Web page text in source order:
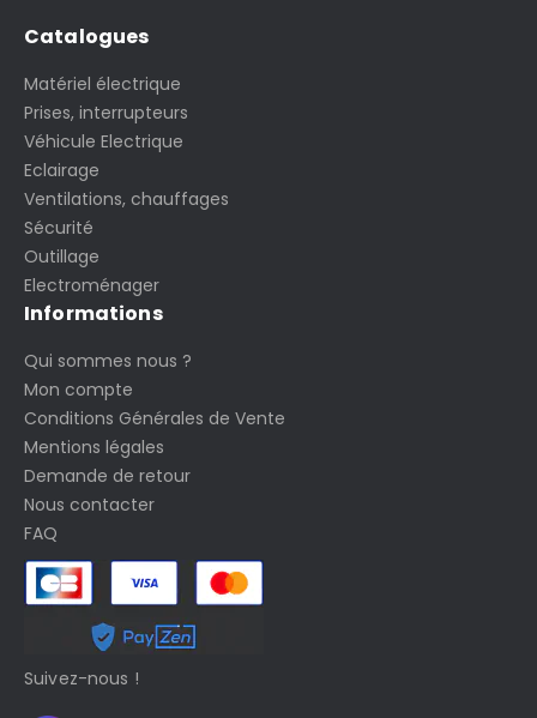
Catalogues
Matériel électrique
Prises, interrupteurs
Véhicule Electrique
Eclairage
Ventilations, chauffages
Sécurité
Outillage
Electroménager
Informations
Qui sommes nous ?
Mon compte
Conditions Générales de Vente
Mentions légales
Demande de retour
Nous contacter
FAQ
Suivez-nous !